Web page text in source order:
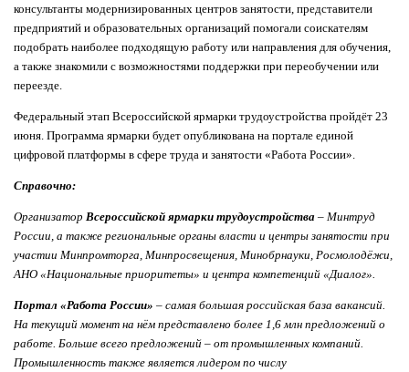
консультанты модернизированных центров занятости, представители
предприятий и образовательных организаций помогали соискателям
подобрать наиболее подходящую работу или направления для обучения,
а также знакомили с возможностями поддержки при переобучении или
переезде.
Федеральный этап Всероссийской ярмарки трудоустройства пройдёт 23
июня. Программа ярмарки будет опубликована на портале единой
цифровой платформы в сфере труда и занятости «Работа России».
Справочно:
Организатор Всероссийской ярмарки трудоустройства – Минтруд
России, а также региональные органы власти и центры занятости при
участии Минпромторга, Минпросвещения, Минобрнауки, Росмолодёжи,
АНО «Национальные приоритеты» и центра компетенций «Диалог».
Портал «Работа России» – самая большая российская база вакансий.
На текущий момент на нём представлено более 1,6 млн предложений о
работе. Больше всего предложений – от промышленных компаний.
Промышленность также является лидером по числу